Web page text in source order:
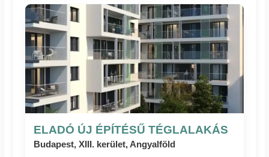
ELADÓ ÚJ ÉPÍTÉSŰ TÉGLALAKÁS
Budapest, XIII. kerület, Angyalföld